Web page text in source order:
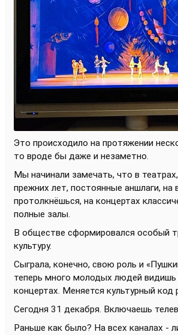
Это происходило на протяжении
то вроде бы даже и незаметно.
Мы начинали замечать, что в
прежних лет, постоянные аншлаги, на
протолкнёшься, на концертах
полные залы.
В обществе сформировался особый
культуру.
Сыграла, конечно, свою роль и
теперь много молодых людей видишь
концертах. Меняется культурный код
Сегодня 31 декабря. Включаешь
Раньше как было? На всех каналах -